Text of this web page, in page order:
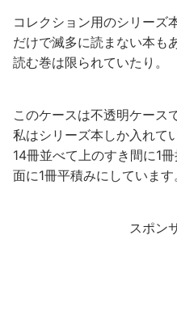
コレクション用のシリーズ
だけで滅多に読まない本も
読む巻は限られていたり。
このケースは不透明ケース
私はシリーズ本しか入れて
14冊並べて上のすき間に1
面に1冊平積みにしています
スポン